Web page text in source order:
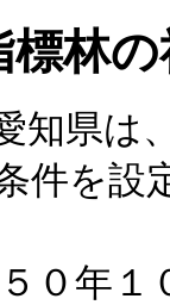
標林
知県は
件を設
月、